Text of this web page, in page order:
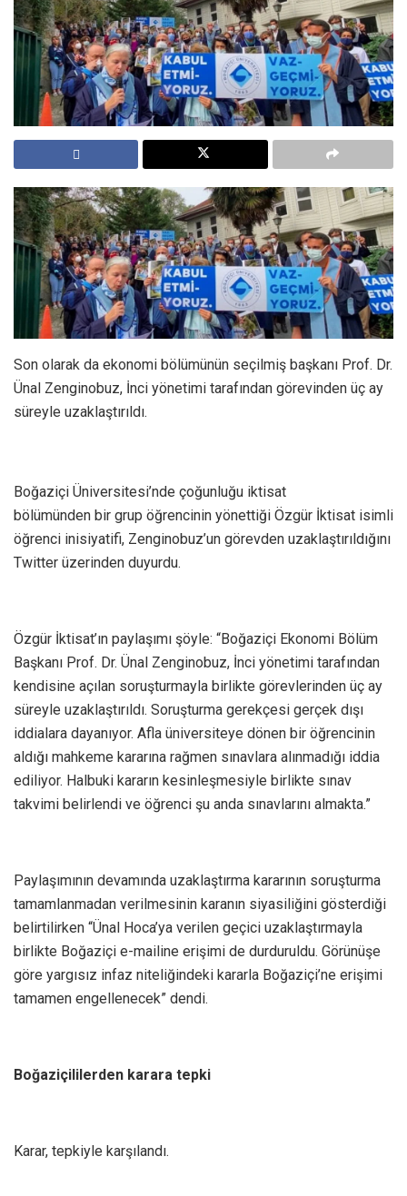
Son olarak da ekonomi bölümünün seçilmiş başkanı Prof. Dr.
Ünal Zenginobuz, İnci yönetimi tarafından görevinden üç ay
süreyle uzaklaştırıldı.
Boğaziçi Üniversitesi’nde çoğunluğu iktisat
bölümünden bir grup öğrencinin yönettiği Özgür İktisat isimli
öğrenci inisiyatifi, Zenginobuz’un görevden uzaklaştırıldığını
Twitter üzerinden duyurdu.
Özgür İktisat’ın paylaşımı şöyle: “Boğaziçi Ekonomi Bölüm
Başkanı Prof. Dr. Ünal Zenginobuz, İnci yönetimi tarafından
kendisine açılan soruşturmayla birlikte görevlerinden üç ay
süreyle uzaklaştırıldı. Soruşturma gerekçesi gerçek dışı
iddialara dayanıyor. Afla üniversiteye dönen bir öğrencinin
aldığı mahkeme kararına rağmen sınavlara alınmadığı iddia
ediliyor. Halbuki kararın kesinleşmesiyle birlikte sınav
takvimi belirlendi ve öğrenci şu anda sınavlarını almakta.”
Paylaşımının devamında uzaklaştırma kararının soruşturma
tamamlanmadan verilmesinin karanın siyasiliğini gösterdiği
belirtilirken “Ünal Hoca’ya verilen geçici uzaklaştırmayla
birlikte Boğaziçi e-mailine erişimi de durduruldu. Görünüşe
göre yargısız infaz niteliğindeki kararla Boğaziçi’ne erişimi
tamamen engellenecek” dendi.
Boğaziçililerden karara tepki
Karar, tepkiyle karşılandı.